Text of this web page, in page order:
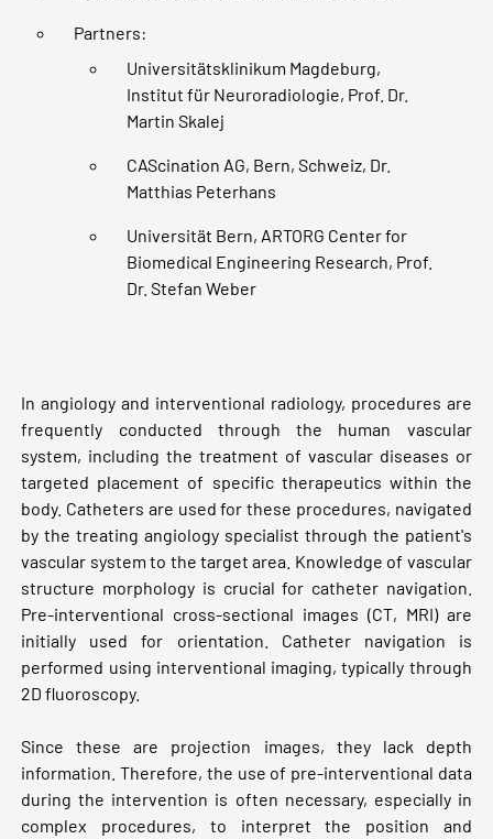
Partners:
Universitätsklinikum Magdeburg,
Institut für Neuroradiologie, Prof. Dr.
Martin Skalej
CAScination AG, Bern, Schweiz, Dr.
Matthias Peterhans
Universität Bern, ARTORG Center for
Biomedical Engineering Research, Prof.
Dr. Stefan Weber
In angiology and interventional radiology, procedures are
frequently conducted through the human vascular
system, including the treatment of vascular diseases or
targeted placement of specific therapeutics within the
body. Catheters are used for these procedures, navigated
by the treating angiology specialist through the patient's
vascular system to the target area. Knowledge of vascular
structure morphology is crucial for catheter navigation.
Pre-interventional cross-sectional images (CT, MRI) are
initially used for orientation. Catheter navigation is
performed using interventional imaging, typically through
2D fluoroscopy.
Since these are projection images, they lack depth
information. Therefore, the use of pre-interventional data
during the intervention is often necessary, especially in
complex procedures, to interpret the position and